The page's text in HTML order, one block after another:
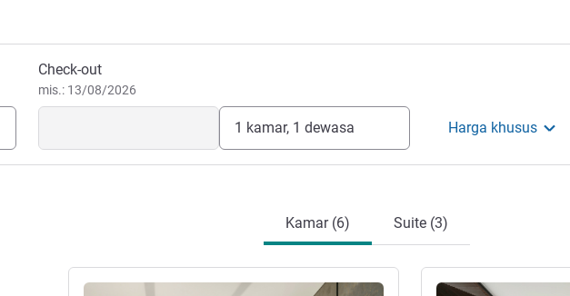
Check-out
mis.: 13/08/2026
1 kamar, 1 dewasa Harga khusus
Kamar (6) Suite (3)
Lihat detail Lihat detail